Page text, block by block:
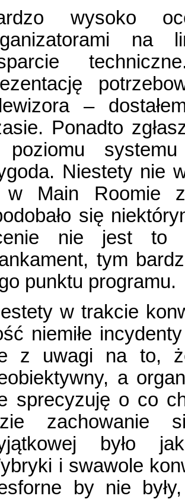
wysoko
na
–
Ponadto
Niestety nie
Main Roomie
się
nie jest to
tym
punktu programu.
w trakcie
niemiłe
z uwagi na to,
a
sprecyzuję o co
zachowanie
było
i swawole
by nie